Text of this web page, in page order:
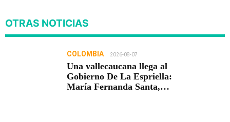
OTRAS NOTICIAS
COLOMBIA 2026-08-07
Una vallecaucana llega al
Gobierno De La Espriella:
María Fernanda Santa,